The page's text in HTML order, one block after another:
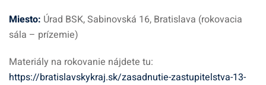
Miesto: Úrad BSK, Sabinovská 16, Bratislava (rokovacia
sála – prízemie)
Materiály na rokovanie nájdete tu:
https://bratislavskykraj.sk/zasadnutie-zastupitelstva-13-